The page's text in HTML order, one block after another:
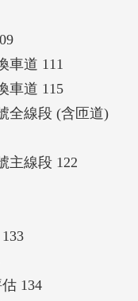
車道 111
車道 115
全線段 (含匝道)
主線段 122
134